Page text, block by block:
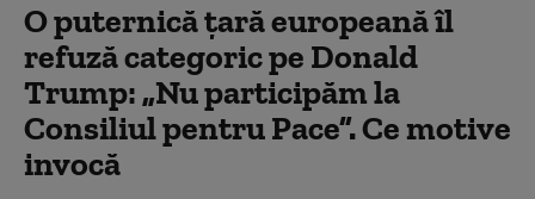
O puternică țară europeană îl
refuză categoric pe Donald
Trump: „Nu participăm la
Consiliul pentru Pace”. Ce motive
invocă